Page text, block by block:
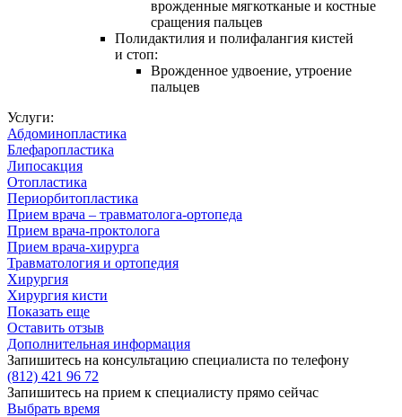
врожденные мягкотканые и костные
сращения пальцев
Полидактилия и полифалангия кистей
и стоп:
Врожденное удвоение, утроение
пальцев
Услуги:
Абдоминопластика
Блефаропластика
Липосакция
Отопластика
Периорбитопластика
Прием врача – травматолога-ортопеда
Прием врача-проктолога
Прием врача-хирурга
Травматология и ортопедия
Хирургия
Хирургия кисти
Показать еще
Оставить отзыв
Дополнительная информация
Запишитесь на консультацию специалиста по телефону
(812) 421 96 72
Запишитесь на прием к специалисту прямо сейчас
Выбрать время